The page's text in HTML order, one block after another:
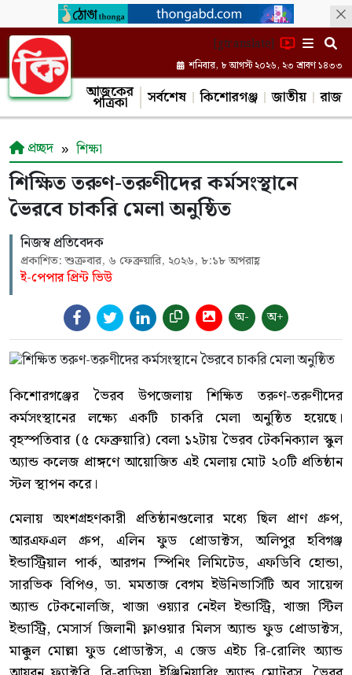
[gtranslate]
শনিবার, ৮ আগস্ট ২০২৬, ২৩ শ্রাবণ ১৪৩৩
আজকের
পত্রিকা সর্বশেষ কিশোরগঞ্জ জাতীয়
প্রচ্ছদ শিক্ষা
শিক্ষিত তরুণ-তরুণীদের কর্মসংস্থানে
ভৈরবে চাকরি মেলা অনুষ্ঠিত
নিজস্ব প্রতিবেদক
প্রকাশিত: শুক্রবার, ৬ ফেব্রুয়ারি, ২০২৬, ৮:১৮ অপরাহ্ণ
ই-পেপার প্রিন্ট ভিউ
অ-
অ+
কিশোরগঞ্জের ভৈরব উপজেলায় শিক্ষিত তরুণ-তরুণীদের
কর্মসংস্থানের লক্ষ্যে একটি চাকরি মেলা অনুষ্ঠিত হয়েছে।
বৃহস্পতিবার (৫ ফেব্রুয়ারি) বেলা ১২টায় ভৈরব টেকনিক্যাল স্কুল
অ্যান্ড কলেজ প্রাঙ্গণে আয়োজিত এই মেলায় মোট ২০টি প্রতিষ্ঠান
স্টল স্থাপন করে।
মেলায় অংশগ্রহণকারী প্রতিষ্ঠানগুলোর মধ্যে ছিল প্রাণ গ্রুপ,
আরএফএল গ্রুপ, এলিন ফুড প্রোডাক্টস, অলিপুর হবিগঞ্জ
ইন্ডাস্ট্রিয়াল পার্ক, আরগন স্পিনিং লিমিটেড, এফডিবি হোন্ডা,
সারভিক বিপিও, ডা. মমতাজ বেগম ইউনিভার্সিটি অব সায়েন্স
অ্যান্ড টেকনোলজি, খাজা ওয়্যার নেইল ইন্ডাস্ট্রি, খাজা স্টিল
ইন্ডাস্ট্রি, মেসার্স জিলানী ফ্লাওয়ার মিলস অ্যান্ড ফুড প্রোডাক্টস,
মাক্কুল মোল্লা ফুড প্রোডাক্টস, এ জেড এইচ রি-রোলিং অ্যান্ড